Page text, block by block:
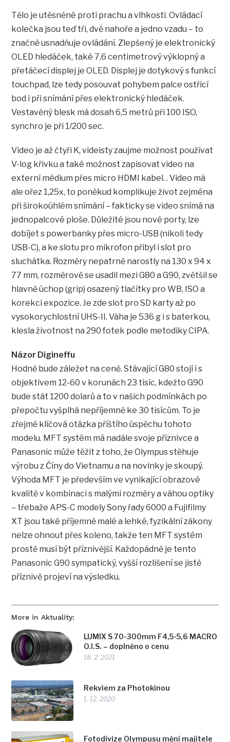
More in Aktuality:
LUMIX S 70-300mm F4,5-5,6 MACRO
O.I.S. – doplněno o cenu
18. 2. 2021
Rekviem za Photokinou
1. 12. 2020
Fotodivize Olympusu mění majitele
Tělo je utěsněné proti prachu a vlhkosti. Ovládací
kolečka jsou teď tři, dvě nahoře a jedno vzadu – to
značně usnadňuje ovládání. Zlepšený je elektronický
OLED hledáček, také 7,6 centimetrový výklopný a
přetáčecí displej je OLED. Displej je dotykový s funkcí
touchpad, lze tedy posouvat pohybem palce ostřicí
bod i při snímání přes elektronický hledáček.
Vestavěný blesk má dosah 6,5 metrů při 100 ISO,
synchro je při 1/200 sec.
Video je až čtyři K, videisty zaujme možnost používat
V-log křivku a také možnost zapisovat video na
externí médium přes micro HDMI kabel. . Video má
ale ořez 1,25x, to poněkud komplikuje život zejména
při širokoúhlém snímání – fakticky se video snímá na
jednopalcové ploše. Důležité jsou nové porty, lze
dobíjet s powerbanky přes micro-USB (nikoli tedy
USB-C), a ke slotu pro mikrofon přibyl i slot pro
sluchátka. Rozměry nepatrně narostly na 130 x 94 x
77 mm, rozměrově se usadil mezi G80 a G90, zvětšil se
hlavně úchop (grip) osazený tlačítky pro WB, ISO a
korekci expozice. Je zde slot pro SD karty až po
vysokorychlostní UHS-II. Váha je 536 g i s baterkou,
klesla životnost na 290 fotek podle metodiky CIPA.
Názor Digineffu
Hodně bude záležet na ceně. Stávající G80 stojí i s
objektivem 12-60 v korunách 23 tisíc, kdežto G90
bude stát 1200 dolarů a to v našich podmínkách po
přepočtu vyšplhá nepříjemně ke 30 tisícům. To je
zřejmě klíčová otázka příštího úspěchu tohoto
modelu. MFT systém má nadále svoje příznivce a
Panasonic může těžit z toho, že Olympus stěhuje
výrobu z Číny do Vietnamu a na novinky je skoupý.
Výhoda MFT je především ve vynikající obrazové
kvalitě v kombinaci s malými rozměry a váhou optiky
– třebaže APS-C modely Sony řady 6000 a Fujifilmy
XT jsou také příjemně malé a lehké, fyzikální zákony
nelze ohnout přes koleno, takže ten MFT systém
prostě musí být příznivější. Každopádně je tento
Panasonic G90 sympatický, vyšší rozlišení se jistě
příznivě projeví na výsledku.